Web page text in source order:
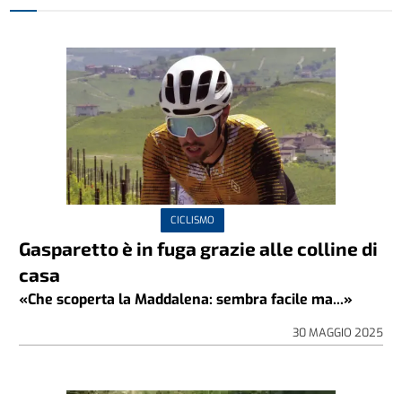
CICLISMO
Gasparetto è in fuga grazie alle colline di
casa
«Che scoperta la Maddalena: sembra facile ma...»
30 MAGGIO 2025